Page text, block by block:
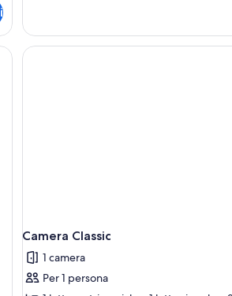
da letto bianco e giallo, una parete verde e
Camera Classic
1 camera
Per 1 persona